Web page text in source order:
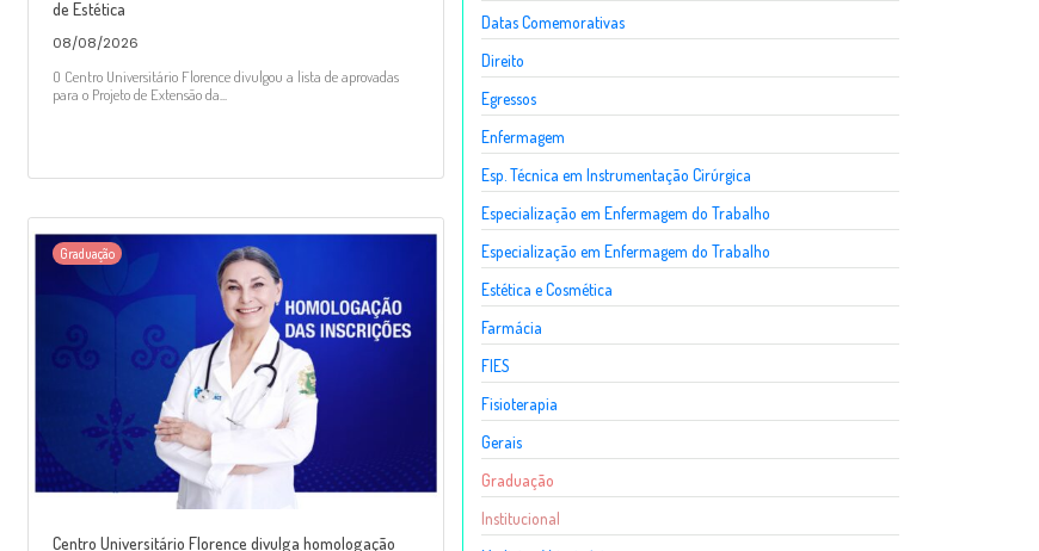
de Estética
08/08/2026
O Centro Universitário Florence divulgou a lista de aprovadas
para o Projeto de Extensão da...
Graduação
Centro Universitário Florence divulga homologação
Datas Comemorativas
Direito
Egressos
Enfermagem
Esp. Técnica em Instrumentação Cirúrgica
Especialização em Enfermagem do Trabalho
Especialização em Enfermagem do Trabalho
Estética e Cosmética
Farmácia
FIES
Fisioterapia
Gerais
Graduação
Institucional